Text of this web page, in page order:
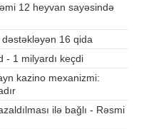
12 heyvan sayəsində
dəstəkləyən 16 qida
- 1 milyardı keçdi
kazino mexanizmi:
ilə bağlı - Rəsmi